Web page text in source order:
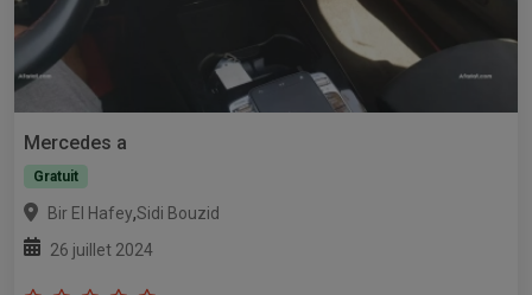
Mercedes a
Gratuit
Bir El Hafey,Sidi Bouzid
26 juillet 2024